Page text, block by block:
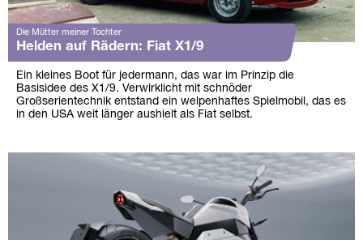
Die Mütter meiner Tochter
Helden auf Rädern: Fiat X1/9
Ein kleines Boot für jedermann, das war im Prinzip die
Basisidee des X1/9. Verwirklicht mit schnöder
Großserientechnik entstand ein welpenhaftes Spielmobil, das es
in den USA weit länger aushielt als Fiat selbst.